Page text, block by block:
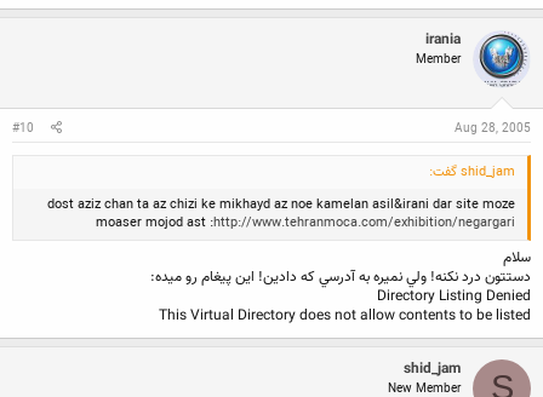
irania
Member
Aug 28, 2005
#10
shid_jam گفت:
dost aziz chan ta az chizi ke mikhayd az noe kamelan asil&irani dar site moze
moaser mojod ast :http://www.tehranmoca.com/exhibition/negargari
سلام
دستتون درد نكنه! ولي نميره به آدرسي كه دادين! اين پيغام رو ميده:
Directory Listing Denied
This Virtual Directory does not allow contents to be listed
S
shid_jam
New Member